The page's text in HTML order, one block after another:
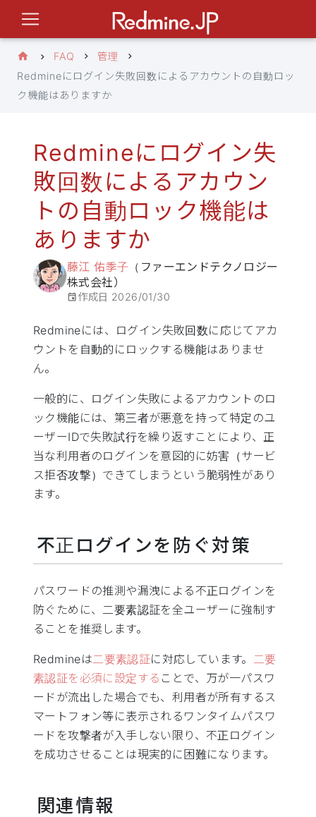
FAQ
管理
Redmineにログイン失敗回数によるアカウントの自動ロッ
ク機能はありますか
Redmineにログイン失
敗回数によるアカウン
トの自動ロック機能は
ありますか
藤江 佑季子 （ファーエンドテクノロジー
株式会社）
作成日 2026/01/30
Redmineには、ログイン失敗回数に応じてアカ
ウントを自動的にロックする機能はありませ
ん。
一般的に、ログイン失敗によるアカウントのロ
ック機能には、第三者が悪意を持って特定のユ
ーザーIDで失敗試行を繰り返すことにより、正
当な利用者のログインを意図的に妨害（サービ
ス拒否攻撃）できてしまうという脆弱性があり
ます。
不正ログインを防ぐ対策
パスワードの推測や漏洩による不正ログインを
防ぐために、二要素認証を全ユーザーに強制す
ることを推奨します。
Redmineは二要素認証に対応しています。 二要
素認証を必須に設定する ことで、万が一パスワ
ードが流出した場合でも、利用者が所有するス
マートフォン等に表示されるワンタイムパスワ
ードを攻撃者が入手しない限り、不正ログイン
を成功させることは現実的に困難になります。
関連情報